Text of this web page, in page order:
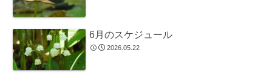
6月のスケジュール
2026.05.22